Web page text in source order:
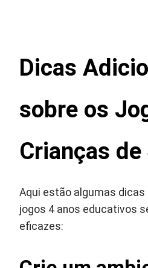
Dicas
sobre os
Crianças
Aqui estão algumas dicas
jogos 4 anos educativos
eficazes: